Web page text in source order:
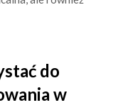
do
w